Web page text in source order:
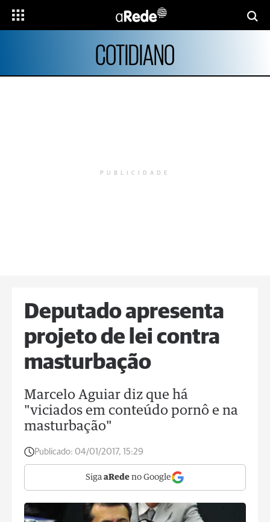
COTIDIANO
PUBLICIDADE
Deputado apresenta
projeto de lei contra
masturbação
Marcelo Aguiar diz que há
"viciados em conteúdo pornô e na
masturbação"
Publicado: 04/01/2017, 15:29
Siga aRede no Google